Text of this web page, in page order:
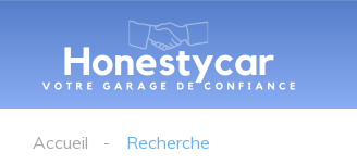
Accueil Recherche